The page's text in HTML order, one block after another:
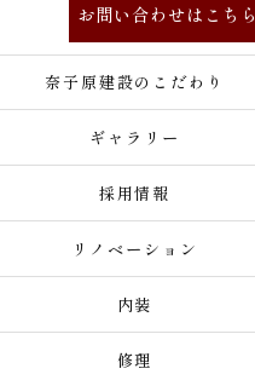
お問い合わせはこちら
奈子原建設のこだわり
ギャラリー
採用情報
リノベーション
内装
修理